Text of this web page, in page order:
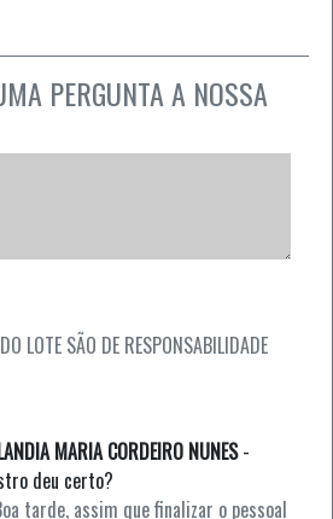
PERGUNTA A NOSSA
LOTE SÃO DE RESPONSABILIDADE
MARIA CORDEIRO NUNES-
deu certo?
tarde, assim que finalizar o pessoal